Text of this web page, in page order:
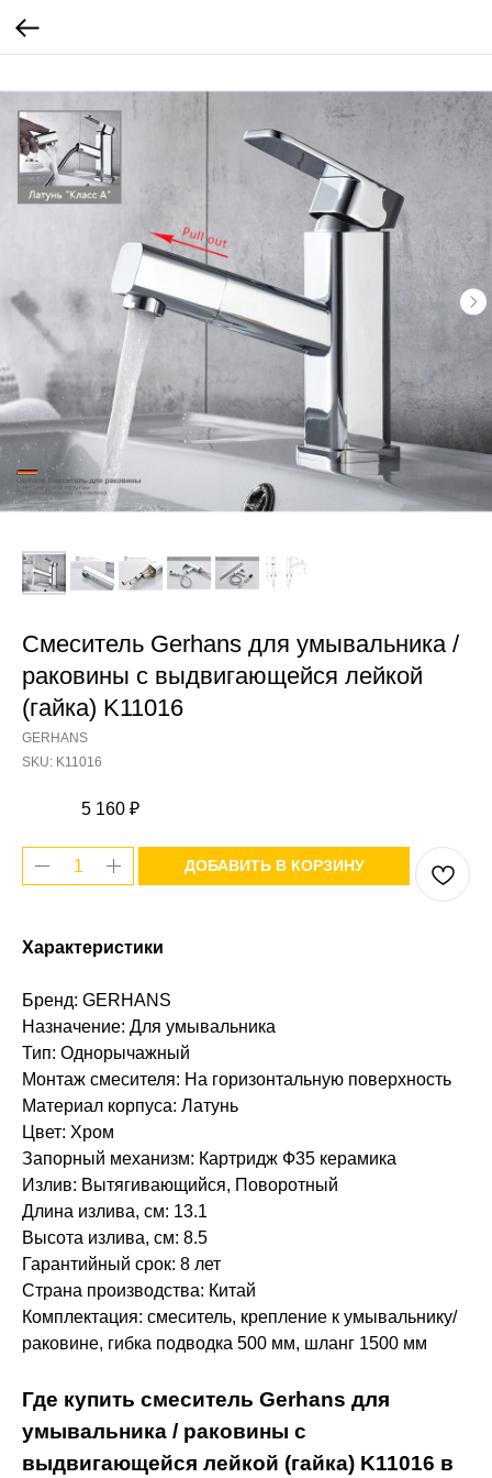
Смеситель Gerhans для умывальника /
раковины с выдвигающейся лейкой
(гайка) K11016
GERHANS
SKU: K11016
5 160 ₽
ДОБАВИТЬ В КОРЗИНУ
Характеристики
Бренд: GERHANS
Назначение: Для умывальника
Тип: Однорычажный
Монтаж смесителя: На горизонтальную поверхность
Материал корпуса: Латунь
Цвет: Хром
Запорный механизм: Картридж Ф35 керамика
Излив: Вытягивающийся, Поворотный
Длина излива, см: 13.1
Высота излива, см: 8.5
Гарантийный срок: 8 лет
Страна производства: Китай
Комплектация: смеситель, крепление к умывальнику/
раковине, гибка подводка 500 мм, шланг 1500 мм
Где купить смеситель Gerhans для
умывальника / раковины с
выдвигающейся лейкой (гайка) K11016 в